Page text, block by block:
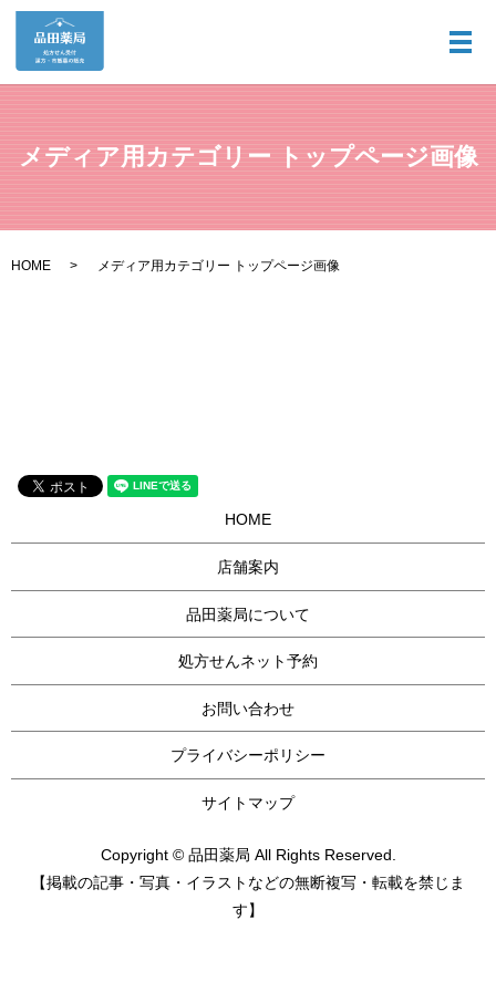
メ
メディア用カテゴリー トップページ画像
HOME メディア用カテゴリー トップページ画像
HOME
店舗案内
品田薬局について
処方せんネット予約
お問い合わせ
プライバシーポリシー
サイトマップ
Copyright © 品田薬局 All Rights Reserved.
【掲載の記事・写真・イラストなどの無断複写・転載を禁じま
す】